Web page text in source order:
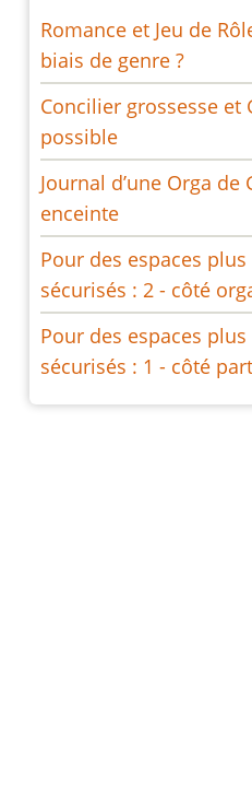
Romance et Jeu de
biais de genre ?
Concilier grossesse et
possible
Journal d’une Orga de
enceinte
Pour des espaces plus
sécurisés : 2 - côté
Pour des espaces plus
sécurisés : 1 - côté